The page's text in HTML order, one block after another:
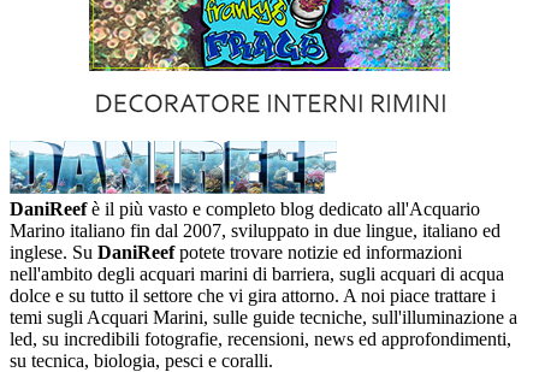
DaniReefè il più vasto e completo blog dedicato all'Acquario
Marino italiano fin dal 2007, sviluppato in due lingue, italiano ed
inglese. Su DaniReefpotete trovare notizie ed informazioni
nell'ambito degli acquari marini di barriera, sugli acquari di acqua
dolce e su tutto il settore che vi gira attorno. A noi piace trattare i
temi sugli Acquari Marini, sulle guide tecniche, sull'illuminazione a
led, su incredibili fotografie, recensioni, news ed approfondimenti,
su tecnica, biologia, pesci e coralli.